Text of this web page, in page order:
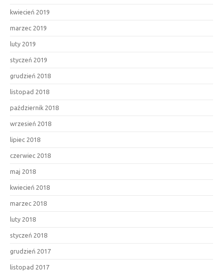
kwiecień 2019
marzec 2019
luty 2019
styczeń 2019
grudzień 2018
listopad 2018
październik 2018
wrzesień 2018
lipiec 2018
czerwiec 2018
maj 2018
kwiecień 2018
marzec 2018
luty 2018
styczeń 2018
grudzień 2017
listopad 2017